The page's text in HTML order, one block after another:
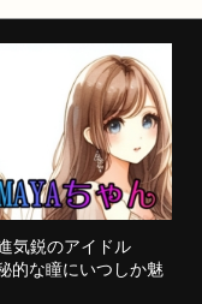
気鋭のアイドル
的な瞳にいつしか魅